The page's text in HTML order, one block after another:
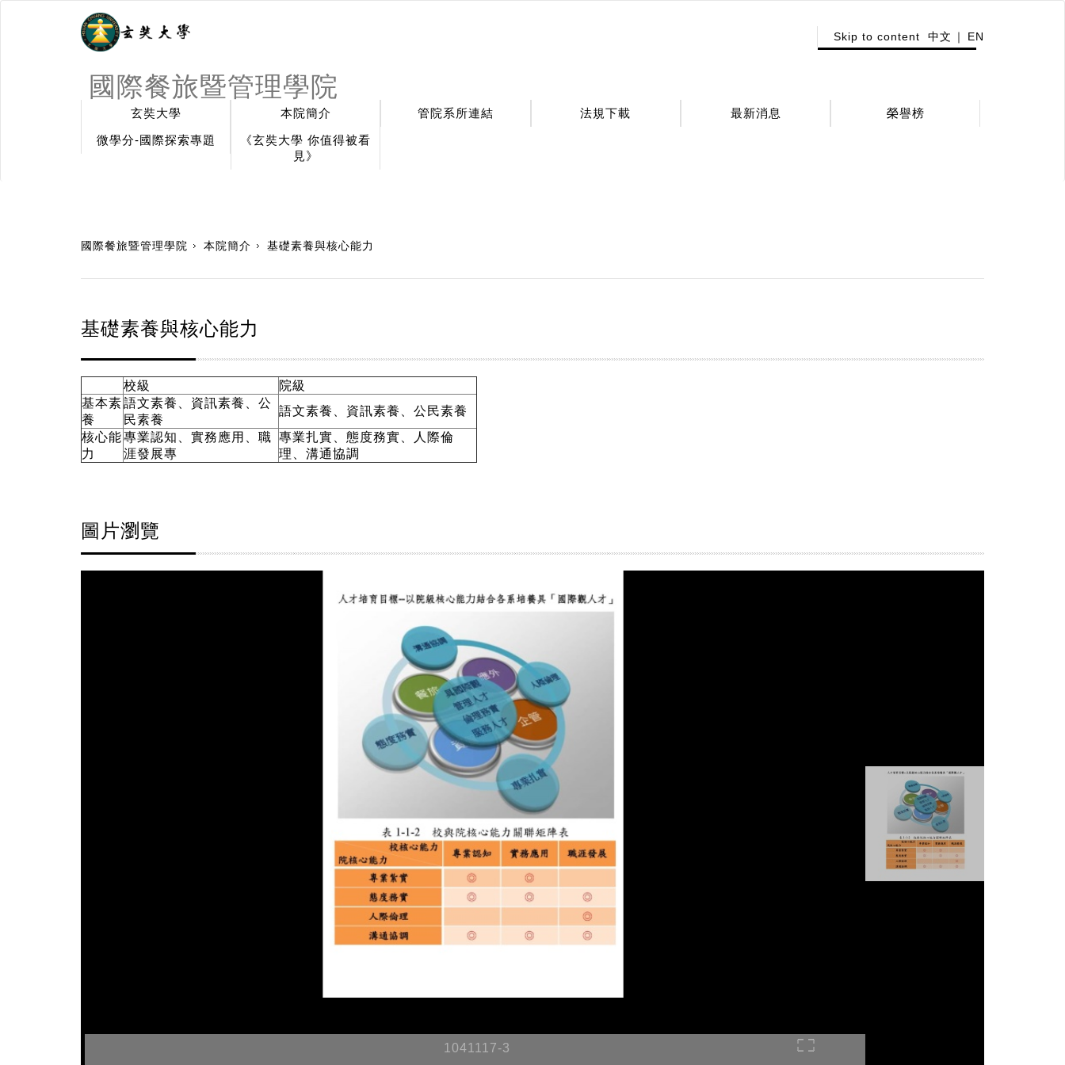
國際餐旅暨管理學院
Skip to content 中文 EN
玄奘大學 本院簡介 管院系所連結 法規下載 最新消息
榮譽榜
微學分-國際探索專題
《玄奘大學 你值得被看
見》
國際餐旅暨管理學院 本院簡介 基礎素養與核心能力
基礎素養與核心能力
校級
院級
基本素
養
語文素養、資訊素養、公
民素養
語文素養、資訊素養、公民素養
核心能
力
專業認知、實務應用、職
涯發展專
專業扎實、態度務實、人際倫
理、溝通協調
圖片瀏覽
1041117-3